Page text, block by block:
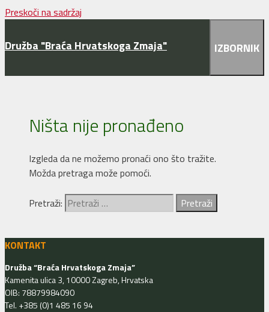
Preskoči na sadržaj
Družba "Braća Hrvatskoga Zmaja" IZBORNIK
Ništa nije pronađeno
Izgleda da ne možemo pronaći ono što tražite.
Možda pretraga može pomoći.
Pretraži:
KONTAKT
Družba “Braća Hrvatskoga Zmaja”
Kamenita ulica 3, 10000 Zagreb, Hrvatska
OIB: 78879984090
Tel. +385 (0)1 485 16 94